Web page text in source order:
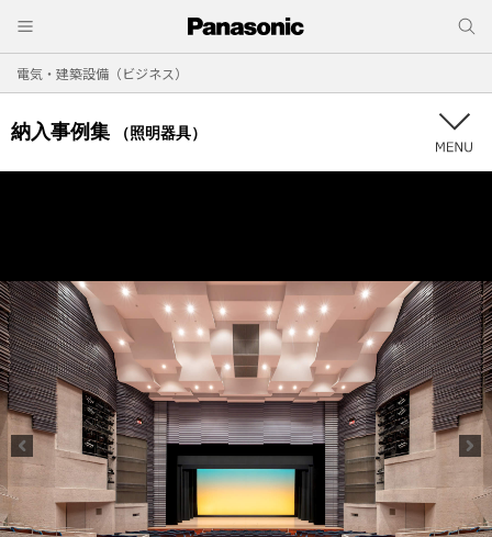
電気・建築設備（ビジネス）
納入事例集 （照明器具）